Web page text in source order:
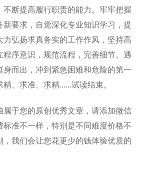
不断提高履行职责的能力。牢牢把握
新要求，自觉深化专业知识学习，提
力弘扬求真务实的工作作风，坚持高
程序意识，规范流程，完善细节。遇
身而出，冲到紧急困难和危险的第一
、求准、求精......试读结束。
属于您的原创优秀文章，请添加微信
标准不一样，特别是不同难度价格不
，我们会让您花更少的钱体验优质的